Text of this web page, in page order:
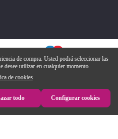
de compra. Usted podrá seleccionar las
desee utilizar en cualquier momento.
de cookies
todo Configurar cookies